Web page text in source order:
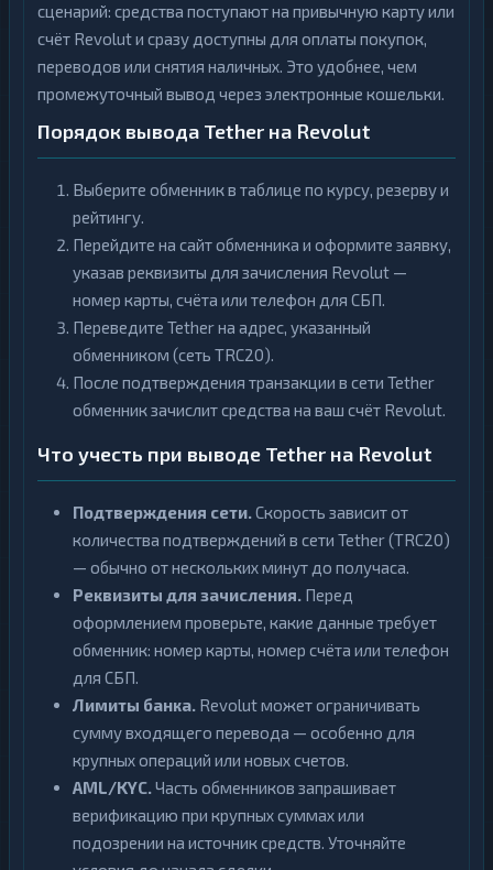
сценарий: средства поступают на привычную карту или
счёт Revolut и сразу доступны для оплаты покупок,
переводов или снятия наличных. Это удобнее, чем
промежуточный вывод через электронные кошельки.
Порядок вывода Tether на Revolut
Выберите обменник в таблице по курсу, резерву и
рейтингу.
Перейдите на сайт обменника и оформите заявку,
указав реквизиты для зачисления Revolut —
номер карты, счёта или телефон для СБП.
Переведите Tether на адрес, указанный
обменником (сеть TRC20).
После подтверждения транзакции в сети Tether
обменник зачислит средства на ваш счёт Revolut.
Что учесть при выводе Tether на Revolut
Подтверждения сети.Скорость зависит от
количества подтверждений в сети Tether (TRC20)
— обычно от нескольких минут до получаса.
Реквизиты для зачисления. Перед
оформлением проверьте, какие данные требует
обменник: номер карты, номер счёта или телефон
для СБП.
Лимиты банка. Revolut может ограничивать
сумму входящего перевода — особенно для
крупных операций или новых счетов.
AML/KYC.Часть обменников запрашивает
верификацию при крупных суммах или
подозрении на источник средств. Уточняйте